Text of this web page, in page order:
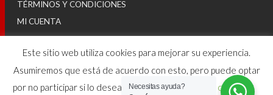
TÉRMINOS Y CONDICIONES
MI CUENTA
© 2025
Este sitio web utiliza cookies para mejorar su experiencia.
Asumiremos que está de acuerdo con esto, pero puede optar
por no participar si lo desea.
Configuraciones de cookies
Necesitas ayuda?